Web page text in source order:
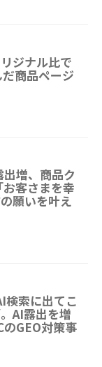
ジナル比で
商品ページ
増、商品ク
客さまを幸
願いを叶え
検索に出てこ
AI露出を増
GEO対策事